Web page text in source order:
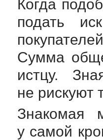
Когда
подать
Сумма
истцу.
не рискуют
Знакомая
у самой